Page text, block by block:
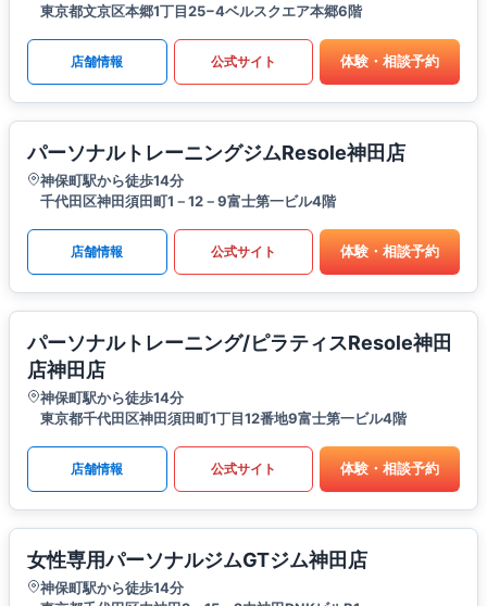
東京都文京区本郷1丁目25−4ベルスクエア本郷6階
店舗情報 公式サイト 体験・相談予約
パーソナルトレーニングジムResole神田店
神保町駅から徒歩14分
千代田区神田須田町1－12－9富士第一ビル4階
店舗情報 公式サイト 体験・相談予約
パーソナルトレーニング/ピラティスResole神田
店神田店
神保町駅から徒歩14分
東京都千代田区神田須田町1丁目12番地9富士第一ビル4階
店舗情報 公式サイト 体験・相談予約
女性専用パーソナルジムGTジム神田店
神保町駅から徒歩14分